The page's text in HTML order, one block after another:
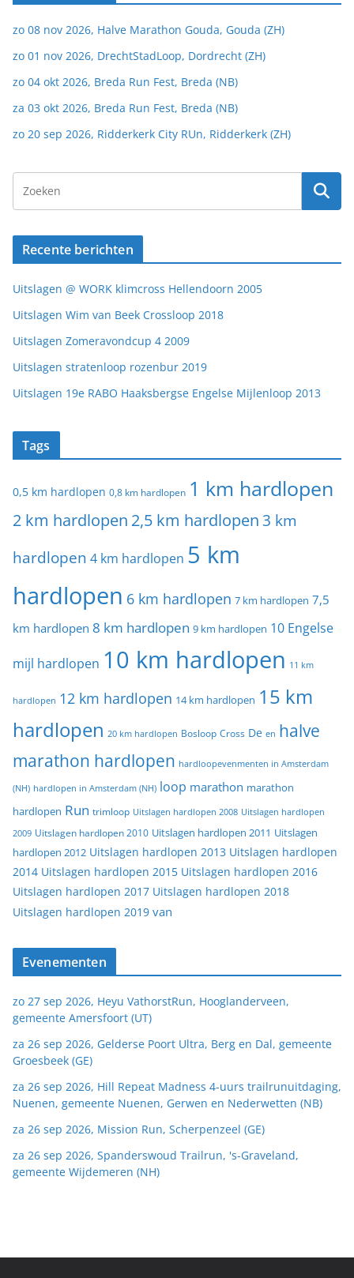
zo 08 nov 2026, Halve Marathon Gouda, Gouda (ZH)
zo 01 nov 2026, DrechtStadLoop, Dordrecht (ZH)
zo 04 okt 2026, Breda Run Fest, Breda (NB)
za 03 okt 2026, Breda Run Fest, Breda (NB)
zo 20 sep 2026, Ridderkerk City RUn, Ridderkerk (ZH)
Recente berichten
Uitslagen @ WORK klimcross Hellendoorn 2005
Uitslagen Wim van Beek Crossloop 2018
Uitslagen Zomeravondcup 4 2009
Uitslagen stratenloop rozenbur 2019
Uitslagen 19e RABO Haaksbergse Engelse Mijlenloop 2013
Tags
0,5 km hardlopen 0,8 km hardlopen 1 km hardlopen
2 km hardlopen 2,5 km hardlopen 3 km
hardlopen 4 km hardlopen 5 km
hardlopen 6 km hardlopen 7 km hardlopen 7,5
km hardlopen 8 km hardlopen 9 km hardlopen 10 Engelse
mijl hardlopen 10 km hardlopen 11 km
hardlopen 12 km hardlopen 14 km hardlopen 15 km
hardlopen 20 km hardlopen Bosloop Cross De en halve
marathon hardlopen hardloopevenmenten in Amsterdam
(NH) hardlopen in Amsterdam (NH) loop marathon marathon
hardlopen Run trimloop Uitslagen hardlopen 2008 Uitslagen hardlopen
2009 Uitslagen hardlopen 2010 Uitslagen hardlopen 2011 Uitslagen
hardlopen 2012 Uitslagen hardlopen 2013 Uitslagen hardlopen
2014 Uitslagen hardlopen 2015 Uitslagen hardlopen 2016
Uitslagen hardlopen 2017 Uitslagen hardlopen 2018
Uitslagen hardlopen 2019 van
Evenementen
zo 27 sep 2026, Heyu VathorstRun, Hooglanderveen,
gemeente Amersfoort (UT)
za 26 sep 2026, Gelderse Poort Ultra, Berg en Dal, gemeente
Groesbeek (GE)
za 26 sep 2026, Hill Repeat Madness 4-uurs trailrunuitdaging,
Nuenen, gemeente Nuenen, Gerwen en Nederwetten (NB)
za 26 sep 2026, Mission Run, Scherpenzeel (GE)
za 26 sep 2026, Spanderswoud Trailrun, 's-Graveland,
gemeente Wijdemeren (NH)